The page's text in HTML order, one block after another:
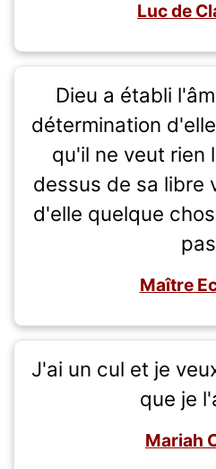
Luc de
Dieu a établi
détermination
qu'il ne veut rien
dessus de sa libre
d'elle quelque
Maître
J'ai un cul et je
que je
Mariah